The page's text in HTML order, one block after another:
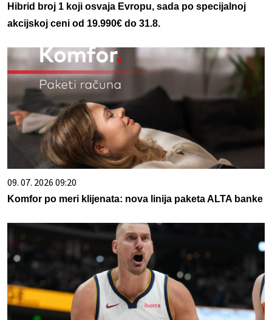
Hibrid broj 1 koji osvaja Evropu, sada po specijalnoj
akcijskoj ceni od 19.990€ do 31.8.
09. 07. 2026 09:20
Komfor po meri klijenata: nova linija paketa ALTA banke